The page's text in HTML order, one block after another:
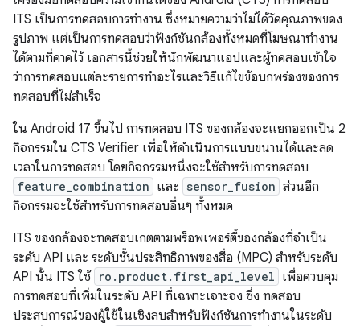
ITS เป็นการทดสอบการทำงาน ซึ่งหมายความว่าไม่ได้วัดคุณภาพของ
รูปภาพ แต่เป็นการทดสอบว่าฟังก์ชันกล้องทั้งหมดที่โฆษณาทำงาน
ได้ตามที่คาดไว้ เอกสารนี้ช่วยให้นักพัฒนาแอปและผู้ทดสอบเข้าใจ
ว่าการทดสอบแต่ละรายการทำอะไรและวิธีแก้ไขข้อบกพร่องของการ
ทดสอบที่ไม่สำเร็จ
ใน Android 17 ขึ้นไป การทดสอบ ITS ของกล้องจะแยกออกเป็น 2
กิจกรรมใน CTS Verifier เพื่อให้ดำเนินการแบบขนานได้และลด
เวลาในการทดสอบ โดยกิจกรรมหนึ่งจะใช้สำหรับการทดสอบ
feature_combination และ sensor_fusion ส่วนอีก
กิจกรรมจะใช้สำหรับการทดสอบอื่นๆ ทั้งหมด
ITS ของกล้องจะทดสอบเกตตามพร็อพเพอร์ตี้ของกล้องที่จำเป็น
ระดับ API และ ระดับชั้นประสิทธิภาพของสื่อ (MPC) สำหรับระดับ
API นั้น ITS ใช้ ro.product.first_api_level เพื่อควบคุม
การทดสอบที่เพิ่มในระดับ API ที่เฉพาะเจาะจง ซึ่ง ทดสอบ
ประสบการณ์ของผู้ใช้ในเชิงลบสำหรับฟังก์ชันการทำงานในระดับ